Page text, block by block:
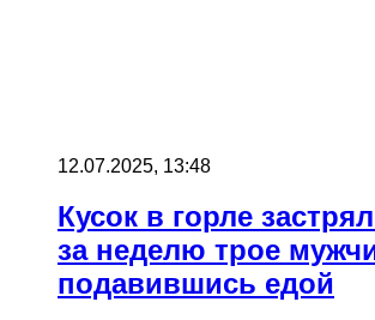
12.07.2025, 13:48
Кусок в горле
за неделю трое
подавившись едой